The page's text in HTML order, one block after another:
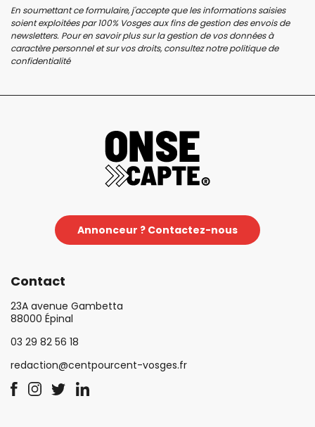
En soumettant ce formulaire, j'accepte que les informations saisies
soient exploitées par 100% Vosges aux fins de gestion des envois de
newsletters. Pour en savoir plus sur la gestion de vos données à
caractère personnel et sur vos droits, consultez notrepolitique de
confidentialité
Annonceur ? Contactez-nous
Contact
23A avenue Gambetta
88000 Épinal
03 29 82 56 18
redaction@centpourcent-vosges.fr